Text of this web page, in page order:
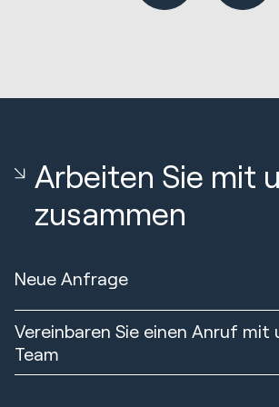
Arbeiten Sie mit
zusammen
Neue Anfrage
Vereinbaren Sie einen Anruf mit
Team